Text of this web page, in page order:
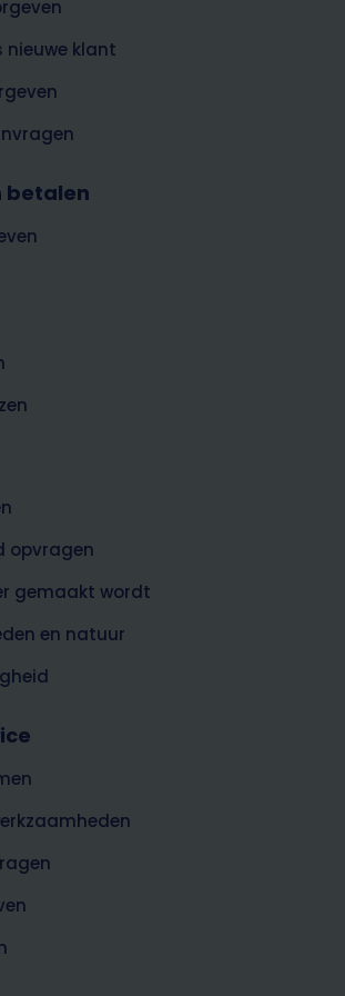
nieuwe klant
betalen
opvragen
gemaakt wordt
en natuur